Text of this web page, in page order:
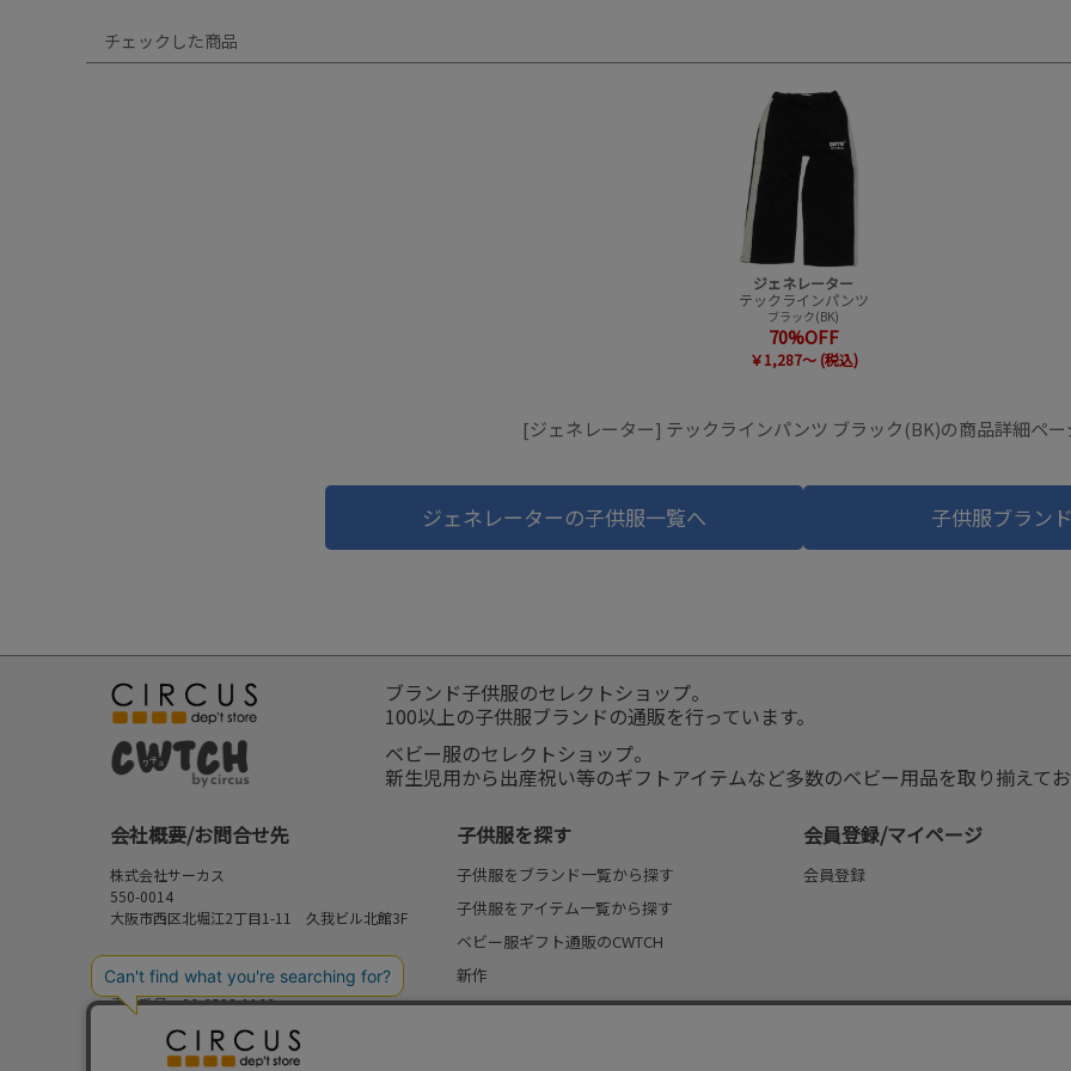
チェックした商品
ジェネレーター
テックラインパンツ
ブラック(BK)
70%OFF
￥1,287～ (税込)
[ジェネレーター] テックラインパンツ ブラック(BK)の商品詳細ペー
ジェネレーターの子供服一覧へ 子供服ブラン
ブランド子供服のセレクトショップ。
100以上の子供服ブランドの通販を行っています。
ベビー服のセレクトショップ。
新生児用から出産祝い等のギフトアイテムなど多数のベビー用品を取り揃えてお
会社概要/お問合せ先
株式会社サーカス
550-0014
大阪市西区北堀江2丁目1-11 久我ビル北館3F
お問合せ先
⇒FAQ/お問合せフォーム
電話番号：06-6538-1163
営業時間：10:00-17:00
定休日：日曜・祝日
子供服を探す
子供服をブランド一覧から探す
子供服をアイテム一覧から探す
ベビー服ギフト通販のCWTCH
新作
再入荷
会員登録/マイページ
会員登録